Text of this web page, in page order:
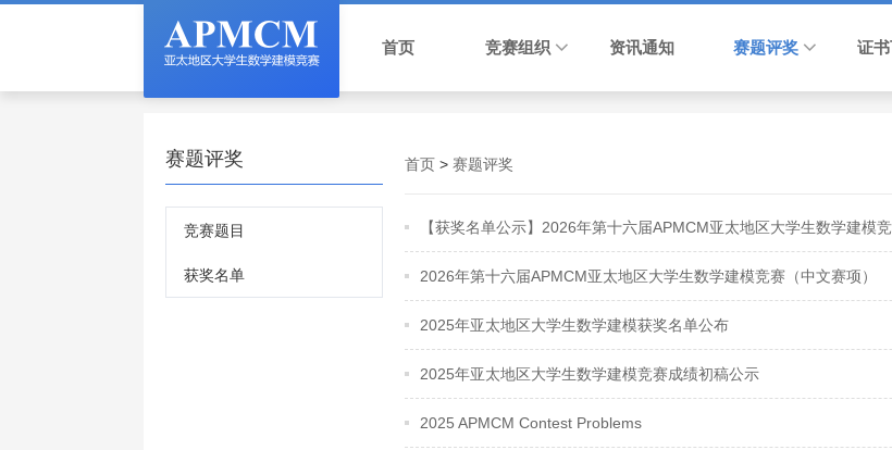
首页 竞赛组织 资讯通知 赛题评奖 证
赛题评奖
竞赛题目
获奖名单
首页 > 赛题评奖
2026年第十六届APMCM亚太地区大学生数学建模竞赛（中文赛项）
2025年亚太地区大学生数学建模获奖名单公布
2025年亚太地区大学生数学建模竞赛成绩初稿公示
2025 APMCM Contest Problems